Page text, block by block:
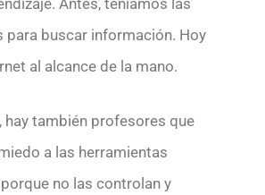
Antes, teníamos las
para buscar información. Hoy
al alcance de la mano.
hay también profesores que
a las herramientas
no las controlan y